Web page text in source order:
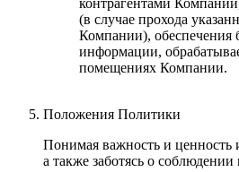
контрагентами
(в случае прохода
Компании), обеспечения
информации,
помещениях Компании.
Положения Политики
Понимая важность и ценность
а также заботясь о